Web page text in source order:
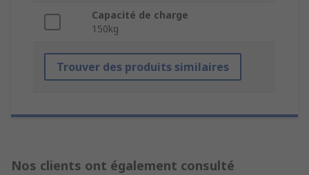
Capacité de charge
150kg
Trouver des produits similaires
Nos clients ont également consulté